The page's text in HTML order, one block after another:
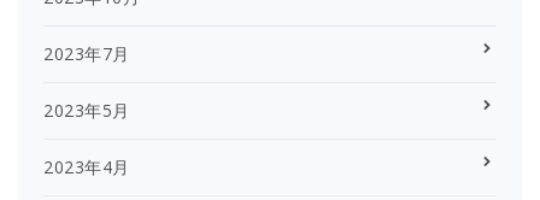
2023年7月
2023年5月
2023年4月